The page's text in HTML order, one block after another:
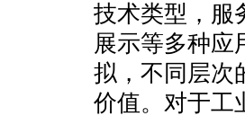
技术类型，服
展示等多种应
拟，不同层次
价值。对于工